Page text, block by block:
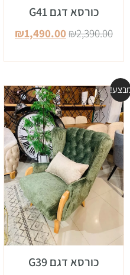
כורסא דגם G41
₪2,390.00
₪1,490.00
כורסא דגם G39